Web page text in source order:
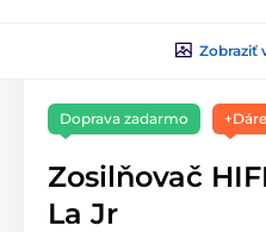
Zobraziť
Doprava zadarmo
Zosilňovač
La Jr